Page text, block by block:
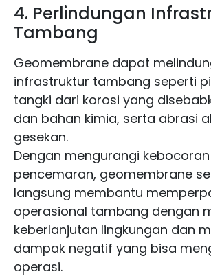
4. Perlindungan
Tambang
Geomembrane dapat
infrastruktur tambang seperti
tangki dari korosi yang
dan bahan kimia, serta abrasi
gesekan.
Dengan mengurangi
pencemaran, geomembrane
langsung membantu
operasional tambang dengan
keberlanjutan lingkungan dan
dampak negatif yang bisa
operasi.